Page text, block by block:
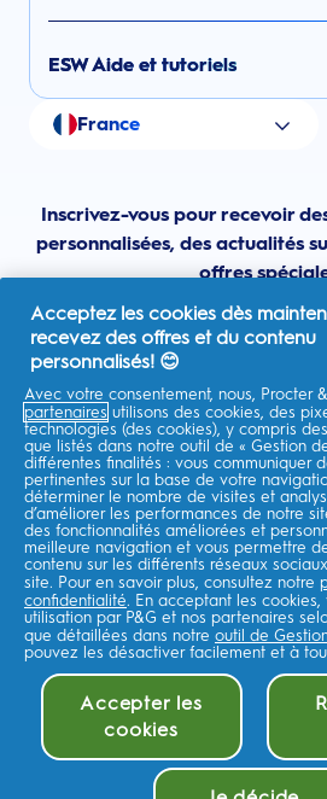
ESW Aide et tutoriels
France
Inscrivez-vous pour recevoir
personnalisées, des actualités
offres
France
Je consens à recevoir des
concernant des offres, des actualités
promotionnelles de la part d'Oral-B et
mail et sur les canaux en ligne. Je peux me
Procter & Gamble, le responsable du
vos données personnelles pour vous
site, d'interagir avec ses services et, selon
envoyer des communications
Pour plus d'informations sur le traitement
en matière de confidentialité,lisez
ou
Vous avez au moins 18 ans et acceptez
Procter & Gamble
Acceptez les cookies dès
recevez des offres et du contenu
personnalisés! 😊
Avec votre consentement, nous, Procter
partenaires utilisons des cookies, des
technologies (des cookies), y compris
que listés dans notre outil de « Gestion
différentes finalités : vous communiquer
pertinentes sur la base de votre
déterminer le nombre de visites et
d’améliorer les performances de notre
des fonctionnalités améliorées et
meilleure navigation et vous permettre
contenu sur les différents réseaux
site. Pour en savoir plus, consultez notre
confidentialité. En acceptant les
utilisation par P&G et nos partenaires
que détaillées dans notre outil de
pouvez les désactiver facilement et à
Accepter les
cookies